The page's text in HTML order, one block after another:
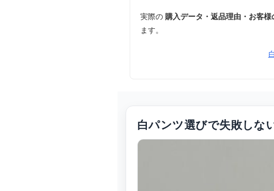
実際の 購入データ・返品理由・お客様
ます。
白パンツ選びで失敗しな